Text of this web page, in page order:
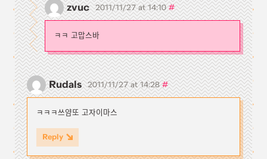
zvuc 2011/11/27 at 14:10#
ㅋㅋ 고맙스바
Rudals 2011/11/27 at 14:28#
ㅋㅋㅋ쓰얌또 고자이마스
Reply